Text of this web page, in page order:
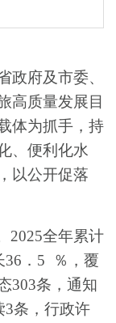
政府及市委、
高质量发展目
体为抓手，持
、便利化水
以公开促落
2025全年累计
36．5 ％ ，覆
303条，通知
3条，行政许